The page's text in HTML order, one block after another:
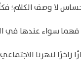
لا وصف الكلام؛
فهما سواء عندها في
لنهرنا